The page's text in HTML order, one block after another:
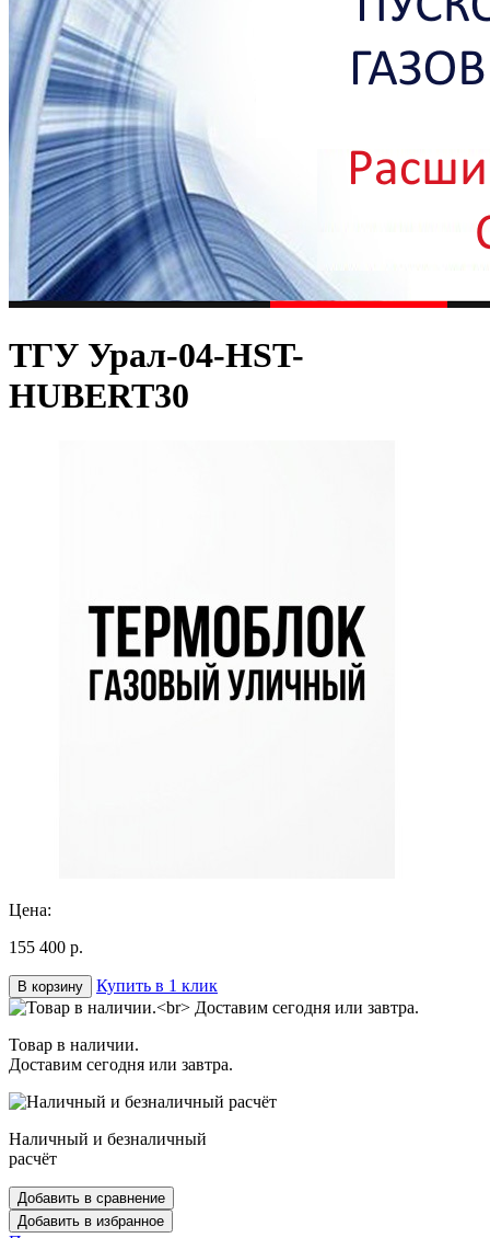
ТГУ Урал-04-HST-
HUBERT30
Цена:
155 400 р.
В корзину Купить в 1 клик
Товар в наличии.
Доставим сегодня или завтра.
Наличный и безналичный
расчёт
Добавить в сравнение
Добавить в избранное